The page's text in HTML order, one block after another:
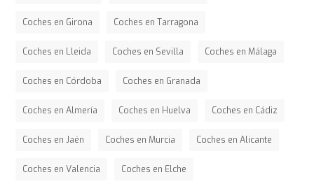
Coches en Girona Coches en Tarragona
Coches en Lleida Coches en Sevilla Coches en Málaga
Coches en Córdoba Coches en Granada
Coches en Almería Coches en Huelva Coches en Cádiz
Coches en Jaén Coches en Murcia Coches en Alicante
Coches en Valencia Coches en Elche